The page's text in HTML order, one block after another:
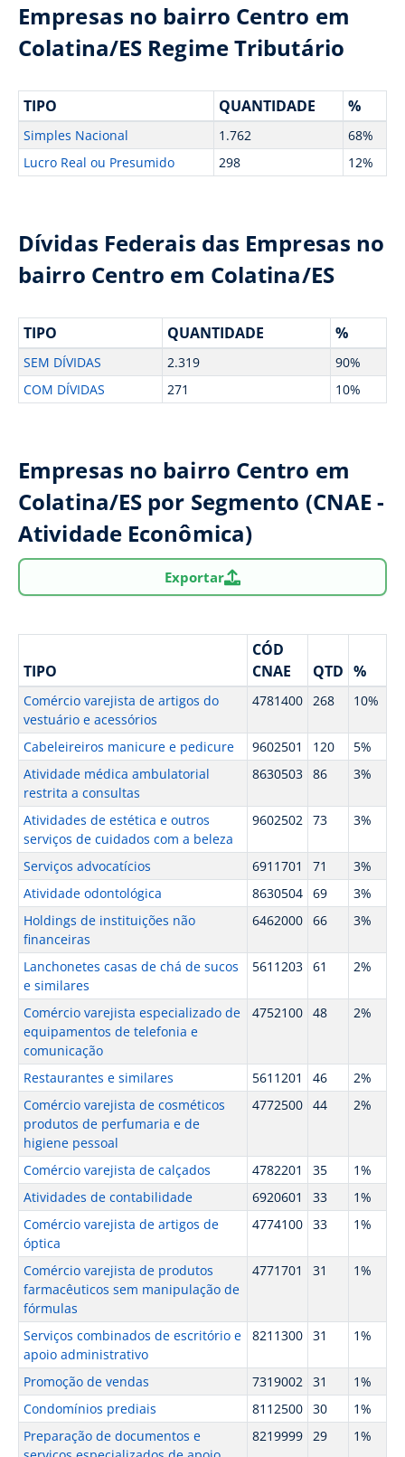
Empresas no bairro Centro em
Colatina/ES Regime Tributário
TIPO QUANTIDADE %
Simples Nacional 1.762
68%
Lucro Real ou Presumido
298 12%
Dívidas Federais das Empresas no
bairro Centro em Colatina/ES
TIPO QUANTIDADE %
SEM DÍVIDAS 2.319
90%
COM DÍVIDAS
271 10%
Empresas no bairro Centro em
Colatina/ES por Segmento (CNAE -
Atividade Econômica)
Exportar
TIPO
CÓD
CNAE
QTD %
Comércio varejista de artigos do
vestuário e acessórios
4781400 268 10%
Cabeleireiros manicure e pedicure 9602501 120
5%
Atividade médica ambulatorial
restrita a consultas
8630503 86 3%
Atividades de estética e outros
serviços de cuidados com a beleza
9602502 73 3%
Serviços advocatícios 6911701 71
3%
Atividade odontológica
8630504 69
3%
Holdings de instituições não
financeiras
6462000 66 3%
Lanchonetes casas de chá de sucos
e similares
5611203 61 2%
Comércio varejista especializado de
equipamentos de telefonia e
comunicação
4752100 48 2%
Restaurantes e similares 5611201 46
2%
Comércio varejista de cosméticos
produtos de perfumaria e de
higiene pessoal
4772500 44 2%
Comércio varejista de calçados 4782201 35
1%
Atividades de contabilidade
6920601 33
1%
Comércio varejista de artigos de
óptica
4774100 33 1%
Comércio varejista de produtos
farmacêuticos sem manipulação de
fórmulas
4771701 31 1%
Serviços combinados de escritório e
apoio administrativo
8211300 31 1%
Promoção de vendas 7319002 31
1%
Condomínios prediais
8112500 30
1%
Preparação de documentos e
8219999 29 1%